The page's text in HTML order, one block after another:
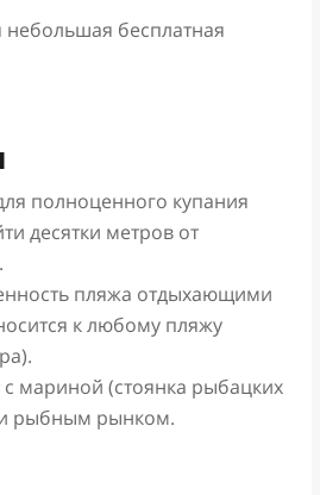
бесплатная
полноценного купания
десятки метров от
пляжа отдыхающими
к любому пляжу
с мариной (стоянка рыбацких
и рыбным рынком.